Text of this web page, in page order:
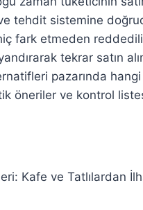
tehdit sistemine
fark etmeden
tekrar satın
pazarında
öneriler ve kontrol
Kafe ve Tatlılardan